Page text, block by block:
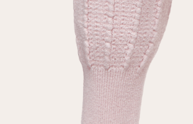
Нажимая на кнопку
условиямиполитики